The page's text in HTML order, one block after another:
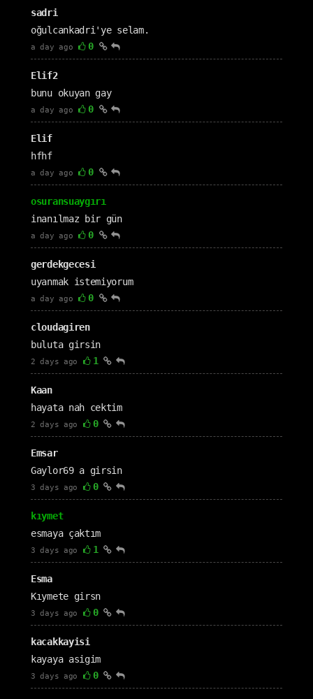
sadri
oğulcankadri'ye selam.
a day ago 0
Elif2
bunu okuyan gay
a day ago 0
Elif
hfhf
a day ago 0
osuransuaygırı
inanılmaz bir gün
a day ago 0
gerdekgecesi
uyanmak istemiyorum
a day ago 0
cloudagiren
buluta girsin
2 days ago 1
Kaan
hayata nah cektim
2 days ago 0
Emsar
Gaylor69 a girsin
3 days ago 0
kıymet
esmaya çaktım
3 days ago 1
Esma
Kıymete girsn
3 days ago 0
kacakkayisi
kayaya asigim
3 days ago 0